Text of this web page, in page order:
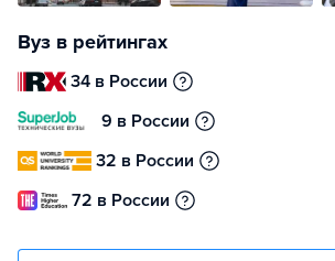
Вуз в рейтингах
34 в России
9 в России
32 в России
72 в России